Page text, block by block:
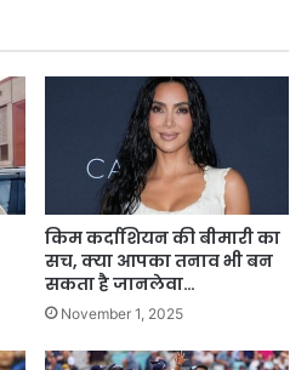
किम कर्दाशियन की बीमारी का
सच, क्या आपका तनाव भी बन
सकता है जानलेवा…
November 1, 2025